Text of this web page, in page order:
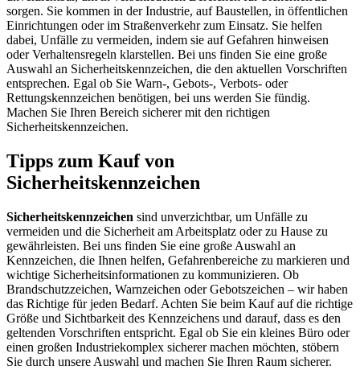
sorgen. Sie kommen in der Industrie, auf Baustellen, in öffentlichen
Einrichtungen oder im Straßenverkehr zum Einsatz. Sie helfen
dabei, Unfälle zu vermeiden, indem sie auf Gefahren hinweisen
oder Verhaltensregeln klarstellen. Bei uns finden Sie eine große
Auswahl an Sicherheitskennzeichen, die den aktuellen Vorschriften
entsprechen. Egal ob Sie Warn-, Gebots-, Verbots- oder
Rettungskennzeichen benötigen, bei uns werden Sie fündig.
Machen Sie Ihren Bereich sicherer mit den richtigen
Sicherheitskennzeichen.
Tipps zum Kauf von
Sicherheitskennzeichen
Sicherheitskennzeichen sind unverzichtbar, um Unfälle zu
vermeiden und die Sicherheit am Arbeitsplatz oder zu Hause zu
gewährleisten. Bei uns finden Sie eine große Auswahl an
Kennzeichen, die Ihnen helfen, Gefahrenbereiche zu markieren und
wichtige Sicherheitsinformationen zu kommunizieren. Ob
Brandschutzzeichen, Warnzeichen oder Gebotszeichen – wir haben
das Richtige für jeden Bedarf. Achten Sie beim Kauf auf die richtige
Größe und Sichtbarkeit des Kennzeichens und darauf, dass es den
geltenden Vorschriften entspricht. Egal ob Sie ein kleines Büro oder
einen großen Industriekomplex sicherer machen möchten, stöbern
Sie durch unsere Auswahl und machen Sie Ihren Raum sicherer.